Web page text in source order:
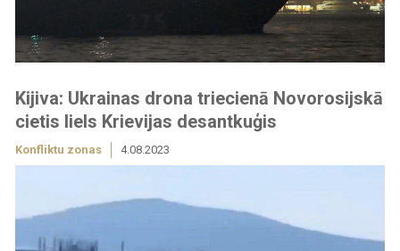
Kijiva: Ukrainas drona triecienā Novorosijskā
cietis liels Krievijas desantkuģis
Konfliktu zonas 4.08.2023